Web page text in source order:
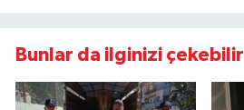
Bunlar da ilginizi çekebilir